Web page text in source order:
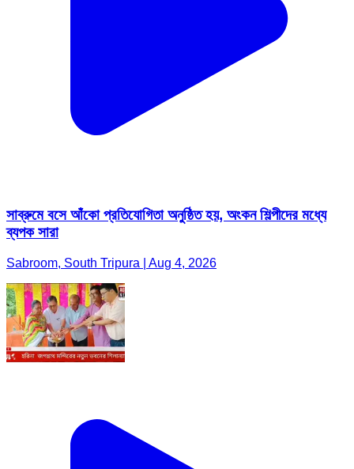
সাব্রুমে বসে আঁকো প্রতিযোগিতা অনুষ্ঠিত হয়, অংকন শিল্পীদের মধ্যে
ব্যপক সারা
Sabroom, South Tripura | Aug 4, 2026